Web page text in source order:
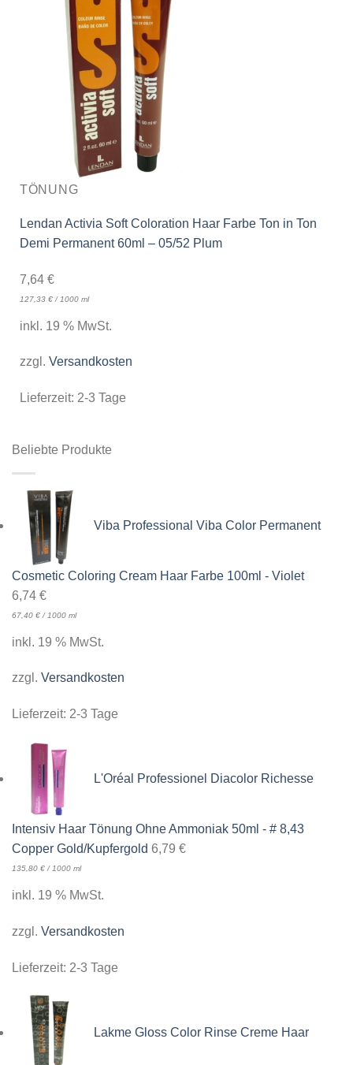
TÖNUNG
Lendan Activia Soft Coloration Haar Farbe Ton in Ton
Demi Permanent 60ml – 05/52 Plum
7,64 €
127,33 €/ 1000 ml
inkl. 19 % MwSt.
zzgl. Versandkosten
Lieferzeit: 2-3 Tage
Beliebte Produkte
Viba Professional Viba Color Permanent
Cosmetic Coloring Cream Haar Farbe 100ml - Violet
6,74 €
67,40 € / 1000 ml
inkl. 19 % MwSt.
zzgl. Versandkosten
Lieferzeit: 2-3 Tage
L'Oréal Professionel Diacolor Richesse
Intensiv Haar Tönung Ohne Ammoniak 50ml - # 8,43
Copper Gold/Kupfergold 6,79 €
135,80 € / 1000 ml
inkl. 19 % MwSt.
zzgl. Versandkosten
Lieferzeit: 2-3 Tage
Lakme Gloss Color Rinse Creme Haar